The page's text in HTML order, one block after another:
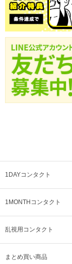
1DAYコンタクト
1MONTHコンタクト
乱視用コンタクト
まとめ買い商品